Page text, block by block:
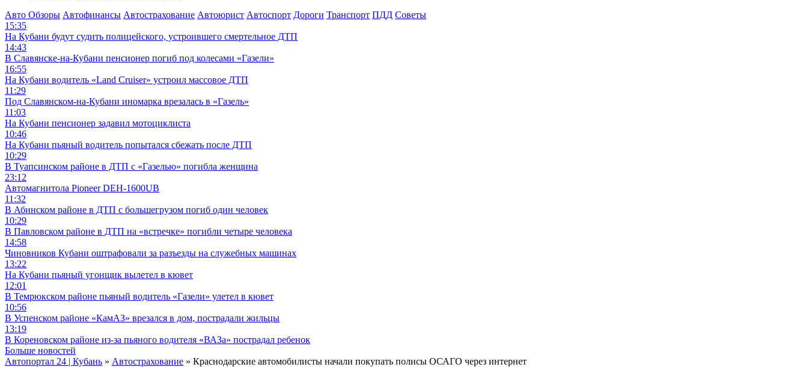
Авто Обзоры Автофинансы Автострахование Автоюрист Автоспорт Дороги Транспорт ПДД Советы
15:35
На Кубани будут судить полицейского, устроившего смертельное ДТП
14:43
В Славянске-на-Кубани пенсионер погиб под колесами «Газели»
16:55
На Кубани водитель «Land Cruiser» устроил массовое ДТП
11:29
Под Славянском-на-Кубани иномарка врезалась в «Газель»
11:03
На Кубани пенсионер задавил мотоциклиста
10:46
На Кубани пьяный водитель попытался сбежать после ДТП
10:29
В Туапсинском районе в ДТП с «Газелью» погибла женщина
23:12
Автомагнитола Pioneer DEH-1600UB
11:32
В Абинском районе в ДТП с большегрузом погиб один человек
10:29
В Павловском районе в ДТП на «встречке» погибли четыре человека
14:58
Чиновников Кубани оштрафовали за разъезды на служебных машинах
13:22
На Кубани пьяный угонщик вылетел в кювет
12:01
В Темрюкском районе пьяный водитель «Газели» улетел в кювет
10:56
В Успенском районе «КамАЗ» врезался в дом, пострадали жильцы
13:19
В Кореновском районе из-за пьяного водителя «ВАЗа» пострадал ребенок
Больше новостей
Автопортал 24 | Кубань » Автострахование » Краснодарские автомобилисты начали покупать полисы ОСАГО через интернет